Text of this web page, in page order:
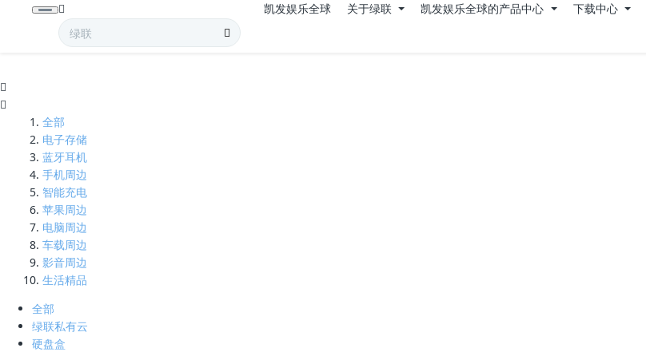
diy显卡-凯发娱乐全球
凯发娱乐全球 关于绿联 凯发娱乐全球的产品中心 下载中心
全部
电子存储
蓝牙耳机
手机周边
智能充电
苹果周边
电脑周边
车载周边
影音周边
生活精品
全部
绿联私有云
硬盘盒